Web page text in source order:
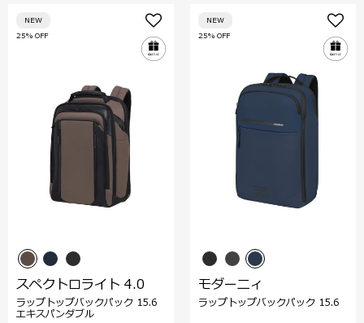
25% OFF
NEW
スペクトロライト 4.0
ラップトップバックパック 15.6
エキスパンダブル
25% OFF
NEW
モダーニィ
ラップトップバックパック 15.6